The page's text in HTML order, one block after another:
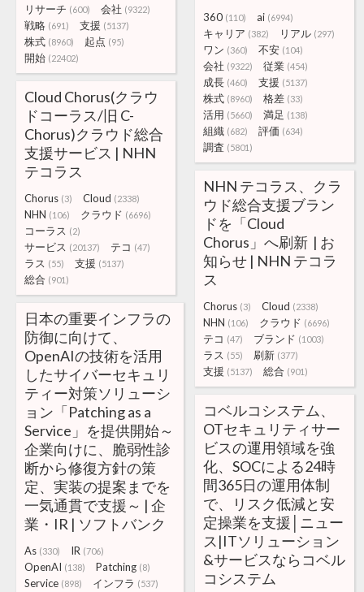
リサーチ (600) 会社 (9322)
戦略 (691) 支援 (5137)
株式 (8960) 起点 (95)
開始 (22402)
360 (110) ai (6994)
キャリア (382) リアル (297)
ワン (360) 不安 (104)
会社 (9322) 従業 (454)
成長 (460) 支援 (5137)
株式 (8960) 格差 (33)
活用 (5660) 満足 (138)
組織 (682) 評価 (634)
調査 (5801)
Cloud Chorus(クラウ
ドコーラス/旧 C-
Chorus)クラウド総合
支援サービス | NHN
テコラス
Chorus (3) Cloud (2338)
NHN (106) クラウド (6696)
コーラス (2)
サービス (20137) テコ (47)
ラス (55) 支援 (5137)
総合 (901)
NHN テコラス、クラ
ウド総合支援ブラン
ドを「Cloud
Chorus」へ刷新 | お
知らせ | NHN テコラ
ス
Chorus (3) Cloud (2338)
NHN (106) クラウド (6696)
テコ (47) ブランド (1003)
ラス (55) 刷新 (377)
支援 (5137) 総合 (901)
日本の重要インフラの
防御に向けて、
OpenAIの技術を活用
したサイバーセキュリ
ティー対策ソリューシ
ョン「Patching as a
Service」を提供開始～
企業向けに、脆弱性診
断から修復方針の策
定、実装の提案までを
一気通貫で支援～ | 企
業・IR | ソフトバンク
As (330) IR (706)
OpenAI (138) Patching (8)
Service (898) インフラ (537)
コベルコシステム、
OTセキュリティサー
ビスの運用領域を強
化、SOCによる24時
間365日の運用体制
で、リスク低減と安
定操業を支援│ニュー
ス|ITソリューション
&サービスならコベル
コシステム